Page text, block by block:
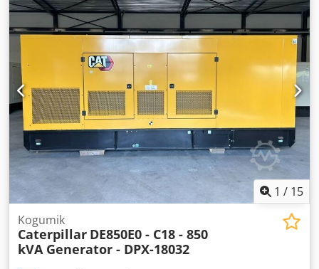
1 / 15
Kogumik
Caterpillar DE850E0 - C18 - 850
kVA Generator - DPX-18032